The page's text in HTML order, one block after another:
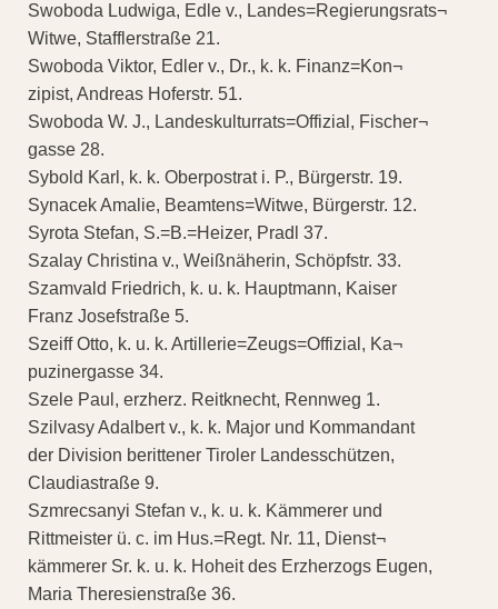
Swoboda Ludwiga, Edle v., Landes=Regierungsrats¬
Witwe, Stafflerstraße 21.
Swoboda Viktor, Edler v., Dr., k. k. Finanz=Kon¬
zipist, Andreas Hoferstr. 51.
Swoboda W. J., Landeskulturrats=Offizial, Fischer¬
gasse 28.
Sybold Karl, k. k. Oberpostrat i. P., Bürgerstr. 19.
Synacek Amalie, Beamtens=Witwe, Bürgerstr. 12.
Syrota Stefan, S.=B.=Heizer, Pradl 37.
Szalay Christina v., Weißnäherin, Schöpfstr. 33.
Szamvald Friedrich, k. u. k. Hauptmann, Kaiser
Franz Josefstraße 5.
Szeiff Otto, k. u. k. Artillerie=Zeugs=Offizial, Ka¬
puzinergasse 34.
Szele Paul, erzherz. Reitknecht, Rennweg 1.
Szilvasy Adalbert v., k. k. Major und Kommandant
der Division berittener Tiroler Landesschützen,
Claudiastraße 9.
Szmrecsanyi Stefan v., k. u. k. Kämmerer und
Rittmeister ü. c. im Hus.=Regt. Nr. 11, Dienst¬
kämmerer Sr. k. u. k. Hoheit des Erzherzogs Eugen,
Maria Theresienstraße 36.